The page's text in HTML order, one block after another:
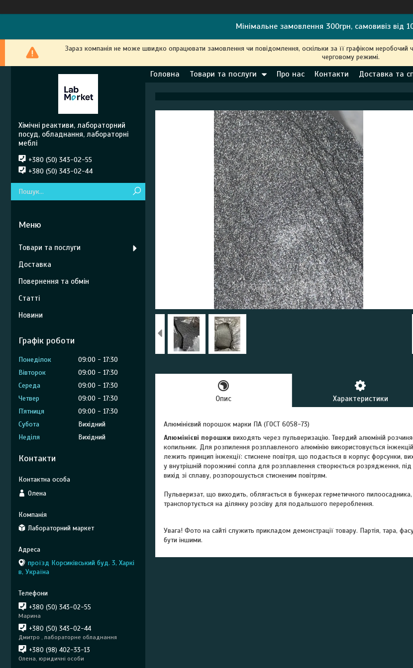
Мінімальне замовлення 300грн, самовивіз від
Зараз компанія не може швидко опрацювати замовлення чи повідомлення, оскільки за її графіком
черговому режимі.
Головна Товари та послуги Про нас Контакти Доставка та
Опис Характеристики
Алюмінієвий порошок марки ПА (ГОСТ 6058-73)
Алюмінієві порошки виходять через пульверизацію. Твердий алюміній
копильник. Для розпилення розплавленого алюмінію використовується
лежить принцип інжекції: стиснене повітря, що подається в корпус форсунки,
у внутрішній порожнині сопла для розплавлення створюється розрядження, під
вихід зі сплаву, розпорошується стисненим повітрям.
Пульверизат, що виходить, облягається в бункерах герметичного
транспортується на ділянку розсіву для подальшого перероблення.
Увага! Фото на сайті служить прикладом демонстрації товару. Партія, тара,
бути іншими.
Хімічні реактиви, лабораторний
посуд, обладнання, лабораторні
меблі
+380 (50) 343-02-55
+380 (50) 343-02-44
Товари та послуги
Доставка
Повернення та обмін
Статті
Новини
Графік роботи
Понеділок 09:00
17:30
Вівторок
09:00
17:30
Середа
09:00
17:30
Четвер
09:00
17:30
Пʼятниця
09:00
17:30
Субота
Вихідний
Неділя
Вихідний
Контакти
Олена
Лабораторний маркет
проїзд Корсиківський буд. 3, Харкі
в, Україна
+380 (50) 343-02-55
Марина
+380 (50) 343-02-44
Дмитро , лабораторне обладнання
+380 (98) 402-33-13
Олена, юридичні особи